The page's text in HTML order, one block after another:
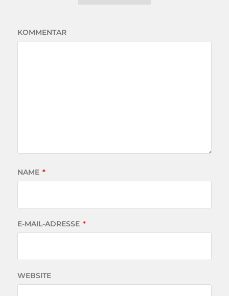
KOMMENTAR
NAME *
E-MAIL-ADRESSE *
WEBSITE